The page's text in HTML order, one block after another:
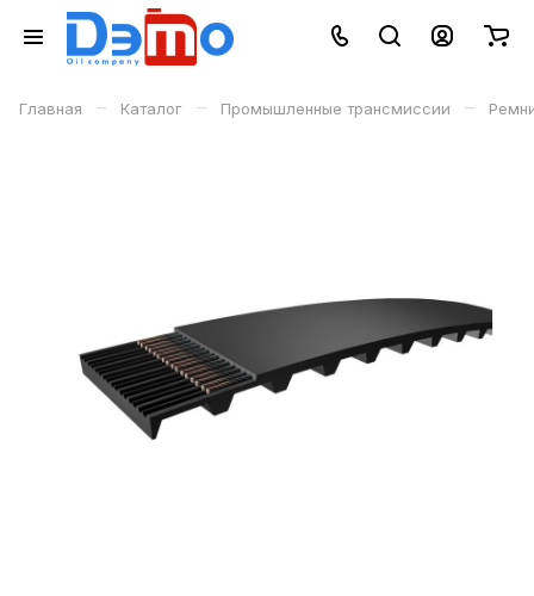
Главная – Каталог – Промышленные трансмиссии –